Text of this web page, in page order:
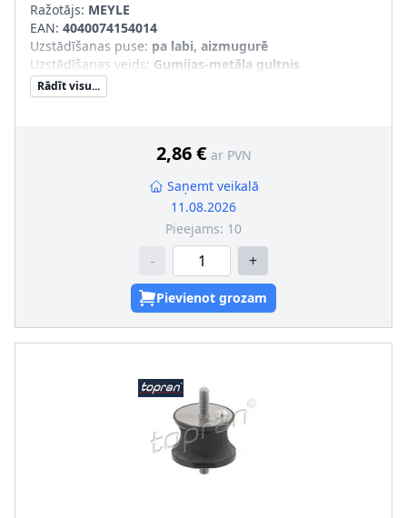
Ražotājs: MEYLE
EAN: 4040074154014
Uzstādīšanas puse: pa labi, aizmugurē
Uzstādīšanas veids: Gumijas-metāla gultnis
Rādīt visu...
2,86 € ar PVN
Saņemt veikalā
11.08.2026
Pieejams: 10
- +
Pievienot grozam